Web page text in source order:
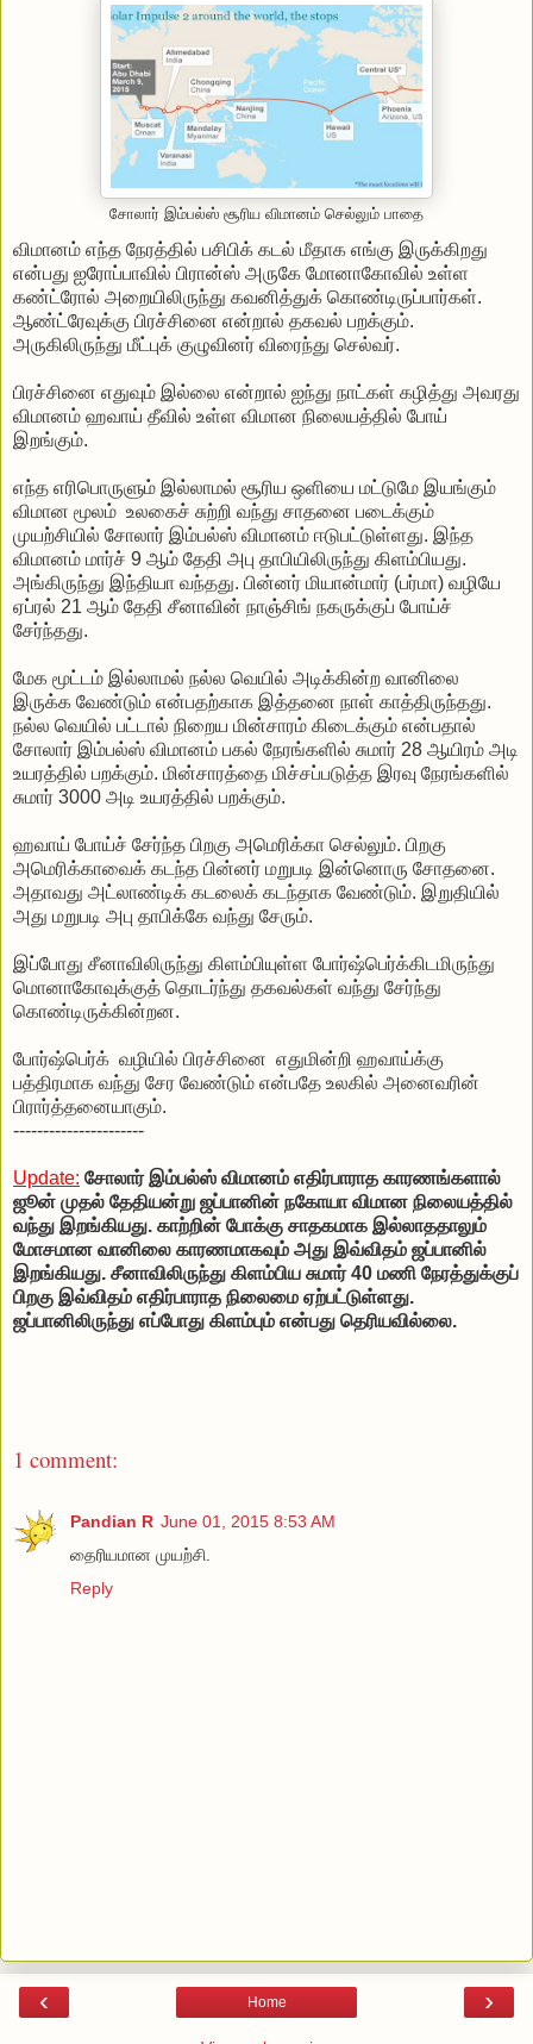
சோலார் இம்பல்ஸ் சூரிய விமானம் செல்லும் பாதை
விமானம் எந்த நேரத்தில் பசிபிக் கடல் மீதாக எங்கு இருக்கிறது
என்பது ஐரோப்பாவில் பிரான்ஸ் அருகே மோனாகோவில் உள்ள
கண்ட்ரோல் அறையிலிருந்து கவனித்துக் கொண்டிருப்பார்கள்.
ஆண்ட்ரேவுக்கு பிரச்சினை என்றால் தகவல் பறக்கும்.
அருகிலிருந்து மீட்புக் குழுவினர் விரைந்து செல்வர்.
பிரச்சினை எதுவும் இல்லை என்றால் ஐந்து நாட்கள் கழித்து அவரது
விமானம் ஹவாய் தீவில் உள்ள விமான நிலையத்தில் போய்
இறங்கும்.
எந்த எரிபொருளும் இல்லாமல் சூரிய ஒளியை மட்டுமே இயங்கும்
விமான மூலம் உலகைச் சுற்றி வந்து சாதனை படைக்கும்
முயற்சியில் சோலார் இம்பல்ஸ் விமானம் ஈடுபட்டுள்ளது. இந்த
விமானம் மார்ச் 9 ஆம் தேதி அபு தாபியிலிருந்து கிளம்பியது.
அங்கிருந்து இந்தியா வந்தது. பின்னர் மியான்மார் (பர்மா) வழியே
ஏப்ரல் 21 ஆம் தேதி சீனாவின் நாஞ்சிங் நகருக்குப் போய்ச்
சேர்ந்தது.
மேக மூட்டம் இல்லாமல் நல்ல வெயில் அடிக்கின்ற வானிலை
இருக்க வேண்டும் என்பதற்காக இத்தனை நாள் காத்திருந்தது.
நல்ல வெயில் பட்டால் நிறைய மின்சாரம் கிடைக்கும் என்பதால்
சோலார் இம்பல்ஸ் விமானம் பகல் நேரங்களில் சுமார் 28 ஆயிரம் அடி
உயரத்தில் பறக்கும். மின்சாரத்தை மிச்சப்படுத்த இரவு நேரங்களில்
சுமார் 3000 அடி உயரத்தில் பறக்கும்.
ஹவாய் போய்ச் சேர்ந்த பிறகு அமெரிக்கா செல்லும். பிறகு
அமெரிக்காவைக் கடந்த பின்னர் மறுபடி இன்னொரு சோதனை.
அதாவது அட்லாண்டிக் கடலைக் கடந்தாக வேண்டும். இறுதியில்
அது மறுபடி அபு தாபிக்கே வந்து சேரும்.
இப்போது சீனாவிலிருந்து கிளம்பியுள்ள போர்ஷ்பெர்க்கிடமிருந்து
மொனாகோவுக்குத் தொடர்ந்து தகவல்கள் வந்து சேர்ந்து
கொண்டிருக்கின்றன.
போர்ஷ்பெர்க் வழியில் பிரச்சினை எதுமின்றி ஹவாய்க்கு
பத்திரமாக வந்து சேர வேண்டும் என்பதே உலகில் அனைவரின்
பிரார்த்தனையாகும்.
----------------------
Update: சோலார் இம்பல்ஸ் விமானம் எதிர்பாராத காரணங்களால்
ஜூன் முதல் தேதியன்று ஜப்பானின் நகோயா விமான நிலையத்தில்
வந்து இறங்கியது. காற்றின் போக்கு சாதகமாக இல்லாததாலும்
மோசமான வானிலை காரணமாகவும் அது இவ்விதம் ஜப்பானில்
இறங்கியது. சீனாவிலிருந்து கிளம்பிய சுமார் 40 மணி நேரத்துக்குப்
பிறகு இவ்விதம் எதிர்பாராத நிலைமை ஏற்பட்டுள்ளது.
ஜப்பானிலிருந்து எப்போது கிளம்பும் என்பது தெரியவில்லை.
1 comment:
Pandian R June 01, 2015 8:53 AM
தைரியமான முயற்சி.
Reply
‹ ›
Home